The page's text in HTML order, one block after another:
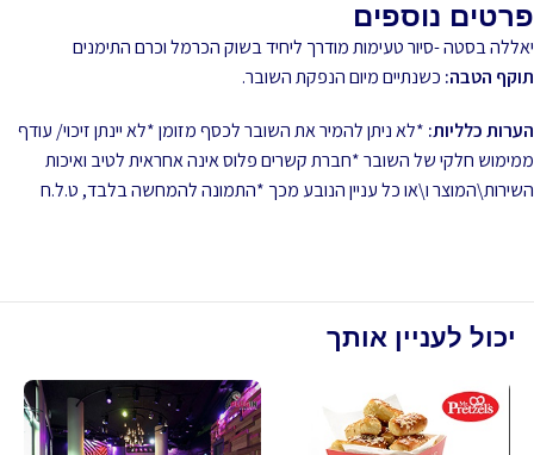
פרטים נוספים
יאללה בסטה -סיור טעימות מודרך ליחיד בשוק הכרמל וכרם התימנים
תוקף הטבה: כשנתיים מיום הנפקת השובר.
הערות כלליות: *לא ניתן להמיר את השובר לכסף מזומן *לא יינתן זיכוי/ עודף
ממימוש חלקי של השובר *חברת קשרים פלוס אינה אחראית לטיב ואיכות
השירות\המוצר ו\או כל עניין הנובע מכך *התמונה להמחשה בלבד, ט.ל.ח
יכול לעניין אותך